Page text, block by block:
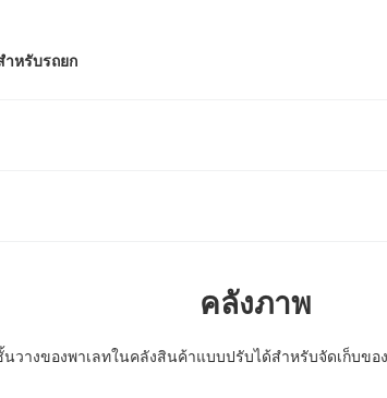
หรับรถยก
คลังภาพ
วางของพาเลทในคลังสินค้าแบบปรับได้สำหรับจัดเก็บขอ